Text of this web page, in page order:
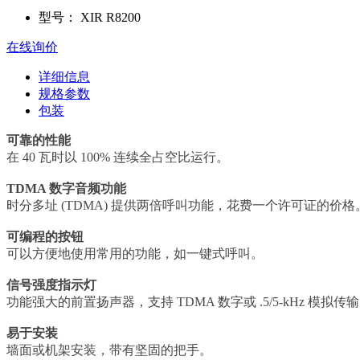
型号： XIR R8200
在线询价
详细信息
规格参数
包装
可靠的性能
在 40 瓦时以 100% 连续全占空比运行。
TDMA 数字音频功能
时分多址 (TDMA) 提供两倍呼叫功能，花费一个许可证的价格
可编程的按钮
可以方便地使用常用的功能，如一键式呼叫。
信号强度指示灯
功能强大的前置扬声器，支持 TDMA 数字或 .5/5-kHz 模拟传
易于安装
墙面或机架安装，带有坚固的把手。